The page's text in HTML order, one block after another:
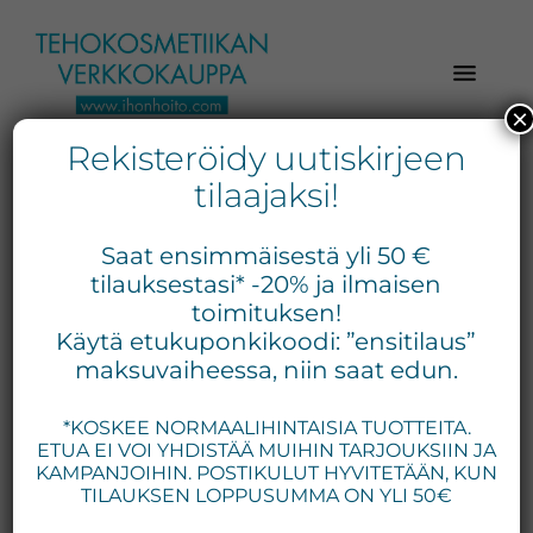
pääsisältöön
ensisijaiseen
sivupalkkiin
alatunnisteeseen
Ihonhoito.com
Kosmetiikan
verkkokauppa
Tilaa
tänään
Verkkokaupasta
tuotteet:
Exuviance,
Medik8,
Priori,
Bion,
Gernétic,
Rekisteröidy uutiskirjeen
tilaajaksi!
Saat ensimmäisestä yli 50 €
tilauksestasi* -20% ja ilmaisen
toimituksen!
Käytä etukuponkikoodi: ”ensitilaus”
maksuvaiheessa, niin saat edun.
*KOSKEE NORMAALIHINTAISIA TUOTTEITA.
ETUA EI VOI YHDISTÄÄ MUIHIN TARJOUKSIIN JA
KAMPANJOIHIN. POSTIKULUT HYVITETÄÄN, KUN
TILAUKSEN LOPPUSUMMA ON YLI 50€
×